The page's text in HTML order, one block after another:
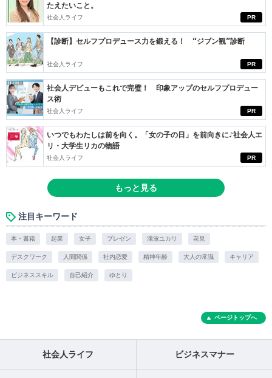
PR
たえたいこと。
社会人ライフ
PR
【診断】セルフプロデュース力を鍛える！ “ジブン観”診断
社会人ライフ
PR
社会人デビューもこれで完璧！ 印象アップのセルフプロデュー
ス術
社会人ライフ
PR
いつでもわたしは前を向く。「女の子の日」を前向きに♪社会人エ
リ・大学生リカの物語
社会人ライフ
もっと見る
注目キーワード
本・書籍 起業 女子 プレゼン 瀧波ユカリ 花見
デスクワーク 人間関係 社内恋愛 精神年齢 大人の常識 キャリア
ビジネススキル 自己紹介 ゆとり
ページトップへ
社会人ライフ ビジネスマナー